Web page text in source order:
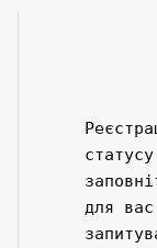
для